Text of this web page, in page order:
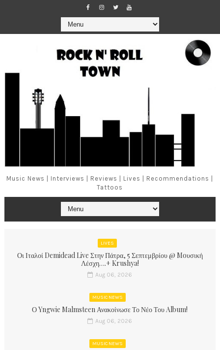
Music News | Interviews | Reviews | Lives | Recommendations |
Tattoos
LIVES
Οι Ιταλοί Demidead Live Στην Πάτρα, 5 Σεπτεμβρίου @ Moυσική
Λέσχη….+ Krushya!
Aug 06, 2026
MUSIC NEWS
Ο Yngwie Malmsteen Ανακοίνωσε Το Νέο Του Album!
Aug 06, 2026
MUSIC NEWS